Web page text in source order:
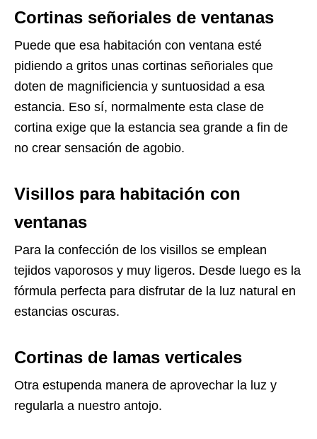
Cortinas señoriales de ventanas
Puede que esa habitación con ventana esté
pidiendo a gritos unas cortinas señoriales que
doten de magnificiencia y suntuosidad a esa
estancia. Eso sí, normalmente esta clase de
cortina exige que la estancia sea grande a fin de
no crear sensación de agobio.
Visillos para habitación con
ventanas
Para la confección de los visillos se emplean
tejidos vaporosos y muy ligeros. Desde luego es la
fórmula perfecta para disfrutar de la luz natural en
estancias oscuras.
Cortinas de lamas verticales
Otra estupenda manera de aprovechar la luz y
regularla a nuestro antojo.